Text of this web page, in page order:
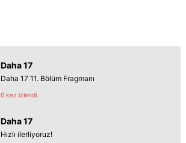
Daha 17
Daha 17 11. Bölüm Fragmanı
0 kez izlendi
Daha 17
Hızlı ilerliyoruz!